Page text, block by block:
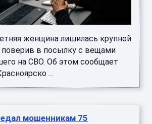
женщина лишилась крупной
в посылку с вещами
на СВО. Об этом сообщает
...
мошенникам 75